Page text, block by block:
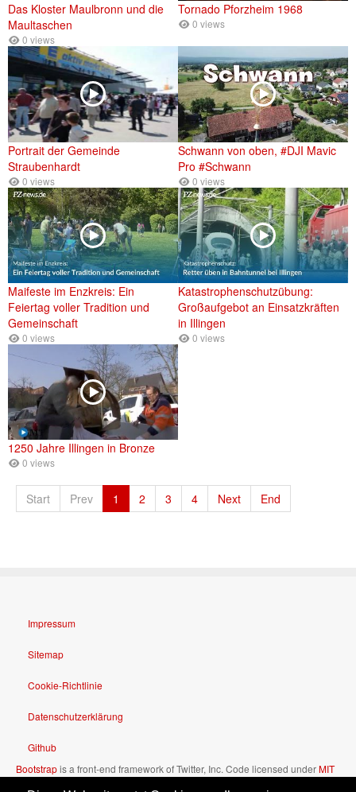
Das Kloster Maulbronn und die
Maultaschen
0 views
Tornado Pforzheim 1968
0 views
Portrait der Gemeinde
Straubenhardt
0 views
Schwann von oben, #DJI Mavic
Pro #Schwann
0 views
Maifeste im Enzkreis: Ein
Feiertag voller Tradition und
Gemeinschaft
0 views
Katastrophenschutzübung:
Großaufgebot an Einsatzkräften
in Illingen
0 views
1250 Jahre Illingen in Bronze
0 views
Start Prev 1 2 3 4 Next End
Impressum
Sitemap
Cookie-Richtlinie
Datenschutzerklärung
Github
Bootstrapis a front-end framework of Twitter, Inc. Code licensed underMIT